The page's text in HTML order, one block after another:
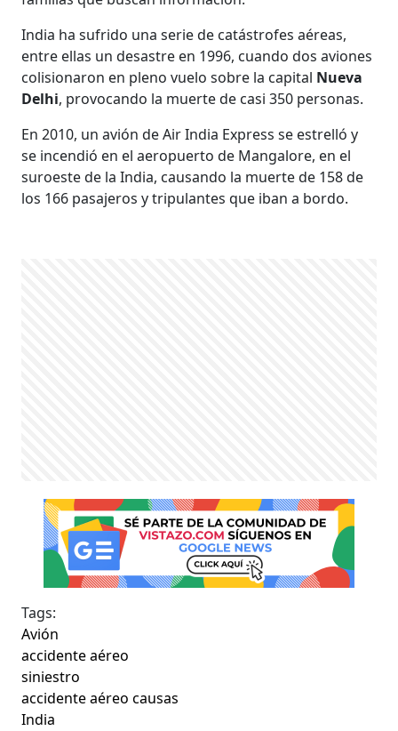
India ha sufrido una serie de catástrofes aéreas,
entre ellas un desastre en 1996, cuando dos aviones
colisionaron en pleno vuelo sobre la capital Nueva
Delhi, provocando la muerte de casi 350 personas.
En 2010, un avión de Air India Express se estrelló y
se incendió en el aeropuerto de Mangalore, en el
suroeste de la India, causando la muerte de 158 de
los 166 pasajeros y tripulantes que iban a bordo.
Tags:
Avión
accidente aéreo
siniestro
accidente aéreo causas
India